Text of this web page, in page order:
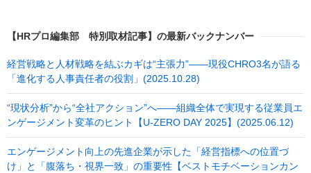
【HRプロ編集部 特別取材記事】の最新バックナンバー
経営戦略と人材戦略を結ぶカギは“主張力”――現役CHRO3名が語る
「進化する人事責任者の役割」(2025.10.28)
“現状分析”から“全社アクション”へ――組織全体で実現する従業員エ
ンゲージメント変革のヒント【U-ZERO DAY 2025】(2025.06.12)
エンゲージメント向上の先進企業が示した「経営指標への位置づ
け」と「腹落ち・視界一致」の重要性【ベストモチベーションカン